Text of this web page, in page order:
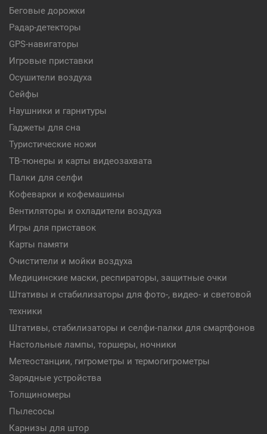
Беговые дорожки
Радар-детекторы
GPS-навигаторы
Игровые приставки
Осушители воздуха
Сейфы
Наушники и гарнитуры
Гаджеты для сна
Туристические ножи
ТВ-тюнеры и карты видеозахвата
Палки для селфи
Кофеварки и кофемашины
Вентиляторы и охладители воздуха
Игры для приставок
Карты памяти
Очистители и мойки воздуха
Медицинские маски, респираторы, защитные очки
Штативы и стабилизаторы для фото-, видео- и световой
техники
Штативы, стабилизаторы и селфи-палки для смартфонов
Настольные лампы, торшеры, ночники
Метеостанции, гигрометры и термогигрометры
Зарядные устройства
Толщиномеры
Пылесосы
Карнизы для штор